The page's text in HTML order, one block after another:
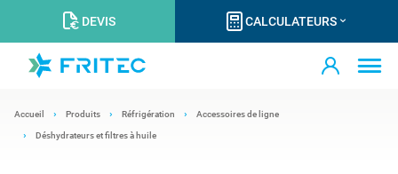
DEVIS CALCULATEURS
Accueil Produits Réfrigération Accessoires de ligne
Déshydrateurs et filtres à huile